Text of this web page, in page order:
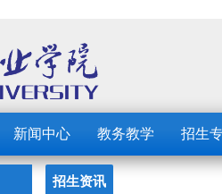
新闻中心 教务教学 招生
招生资讯